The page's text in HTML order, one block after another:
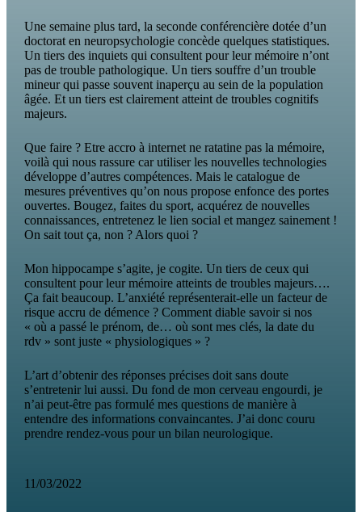
Une semaine plus tard, la seconde conférencière dotée d’un
doctorat en neuropsychologie concède quelques statistiques.
Un tiers des inquiets qui consultent pour leur mémoire n’ont
pas de trouble pathologique. Un tiers souffre d’un trouble
mineur qui passe souvent inaperçu au sein de la population
âgée. Et un tiers est clairement atteint de troubles cognitifs
majeurs.
Que faire ? Etre accro à internet ne ratatine pas la mémoire,
voilà qui nous rassure car utiliser les nouvelles technologies
développe d’autres compétences. Mais le catalogue de
mesures préventives qu’on nous propose enfonce des portes
ouvertes. Bougez, faites du sport, acquérez de nouvelles
connaissances, entretenez le lien social et mangez sainement !
On sait tout ça, non ? Alors quoi ?
Mon hippocampe s’agite, je cogite. Un tiers de ceux qui
consultent pour leur mémoire atteints de troubles majeurs….
Ça fait beaucoup. L’anxiété représenterait-elle un facteur de
risque accru de démence ? Comment diable savoir si nos
« où a passé le prénom, de… où sont mes clés, la date du
rdv » sont juste « physiologiques » ?
L’art d’obtenir des réponses précises doit sans doute
s’entretenir lui aussi. Du fond de mon cerveau engourdi, je
n’ai peut-être pas formulé mes questions de manière à
entendre des informations convaincantes. J’ai donc couru
prendre rendez-vous pour un bilan neurologique.
11/03/2022